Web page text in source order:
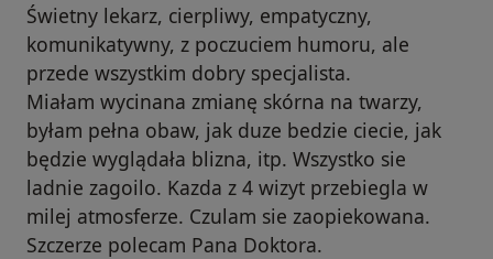
Świetny lekarz, cierpliwy, empatyczny,
komunikatywny, z poczuciem humoru, ale
przede wszystkim dobry specjalista.
Miałam wycinana zmianę skórna na twarzy,
byłam pełna obaw, jak duze bedzie ciecie, jak
będzie wyglądała blizna, itp. Wszystko sie
ladnie zagoilo. Kazda z 4 wizyt przebiegla w
milej atmosferze. Czulam sie zaopiekowana.
Szczerze polecam Pana Doktora.